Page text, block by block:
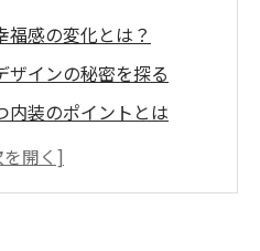
福感の変化とは？
ザインの秘密を探る
内装のポイントとは
ーを生む内装工事の実例
追求する内装デザイン